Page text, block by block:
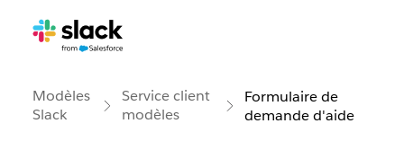
Modèles
Slack
Service client
modèles
Formulaire de
demande d'aide